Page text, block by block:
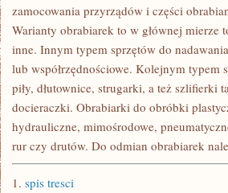
SWOIM
DOMU
BIURZE
zamocowania przyrządów i części
Warianty obrabiarek to w głównej mierze
inne. Innym typem sprzętów do
lub współrzędnościowe. Kolejnym typem
piły, dłutownice, strugarki, a też
docieraczki. Obrabiarki do obróbki
hydrauliczne, mimośrodowe,
rur czy drutów. Do odmian obrabiarek
1. spis tresci